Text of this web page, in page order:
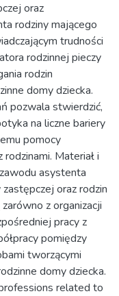
oraz
rodziny mającego
trudności
rodzinnej pieczy
rodzin
domy dziecka.
pozwala stwierdzić,
na liczne bariery
pomocy
Materiał i
asystenta
oraz rodzin
z organizacji
pracy z
pomiędzy
tworzącymi
domy dziecka.
related to